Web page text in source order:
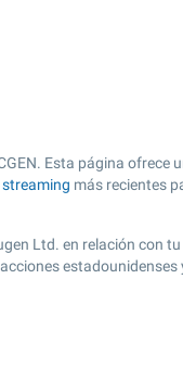
Esta página ofrece
más recientes
Ltd. en relación con
estadounidenses